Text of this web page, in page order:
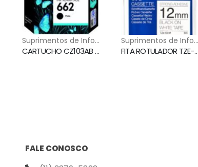
⁠Suprimentos de Informática
CARTUCHO CZ103AB (662) PRETO HP
⁠Suprimentos de Informática
FITA ROTULADOR TZE-S231 PRETO SOBRE BRANCO 12MMX8 METROS BROTHER
FALE CONOSCO